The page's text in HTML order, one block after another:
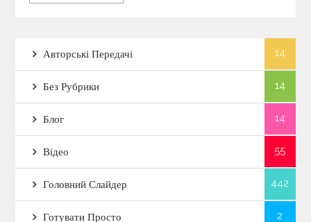
Авторські Передачі 14
Без Рубрики 14
Блог 14
Відео 55
Головний Слайдер 442
Готувати Просто 2